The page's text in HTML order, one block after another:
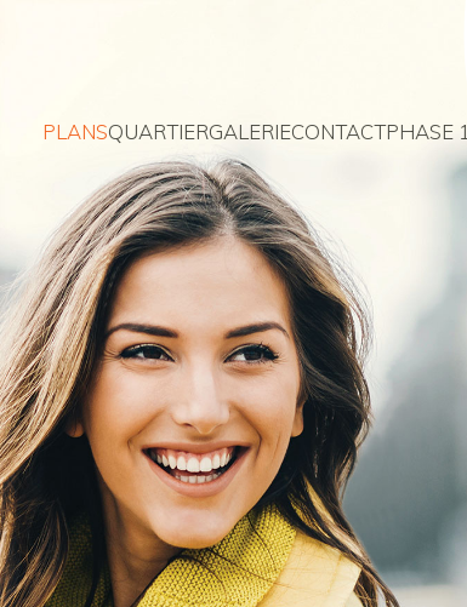
PLANSQUARTIERGALERIECONTACTPHASE 1